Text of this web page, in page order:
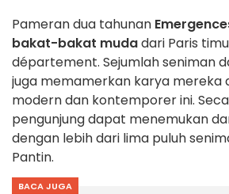
Pameran dua tahunan
bakat-bakat mudadari Paris
département. Sejumlah seniman
juga memamerkan karya mereka
modern dan kontemporer ini.
pengunjung dapat menemukan
dengan lebih dari lima puluh
Pantin.
BACA JUGA